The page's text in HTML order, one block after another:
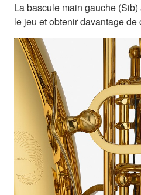
La bascule main gauche
le jeu et obtenir davantage de